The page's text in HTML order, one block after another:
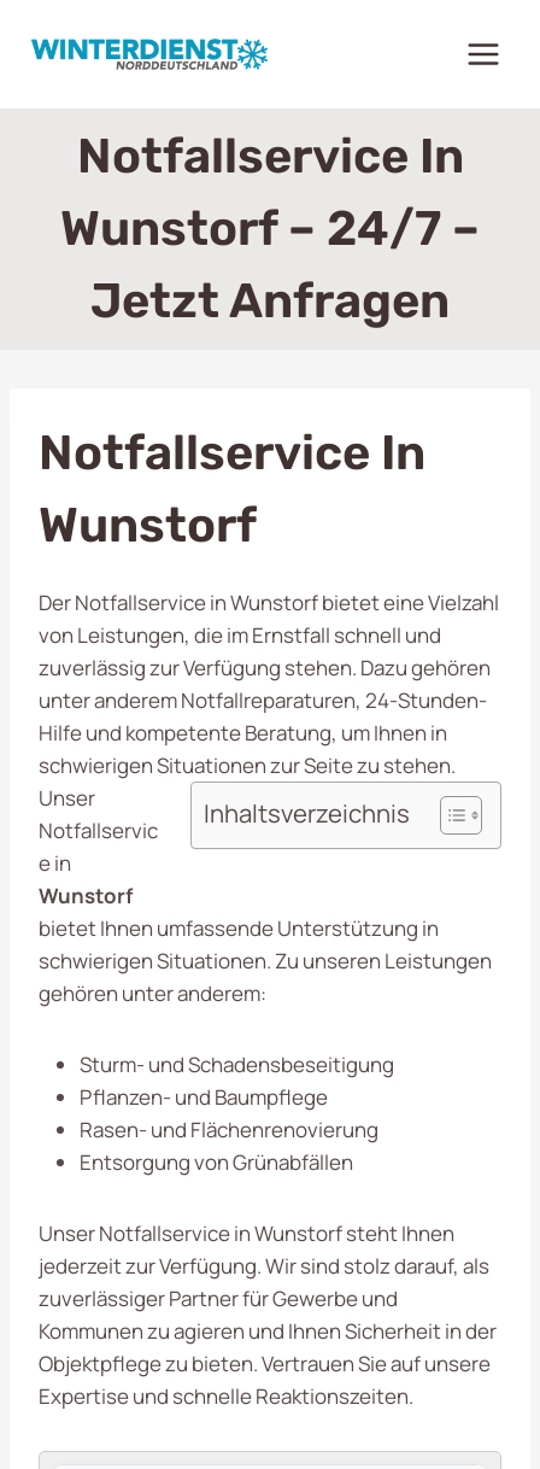
Inhalt
Notfallservice In
Wunstorf – 24/7 –
Jetzt Anfragen
Notfallservice In
Wunstorf
Der Notfallservice in Wunstorf bietet eine Vielzahl
von Leistungen, die im Ernstfall schnell und
zuverlässig zur Verfügung stehen. Dazu gehören
unter anderem Notfallreparaturen, 24-Stunden-
Hilfe und kompetente Beratung, um Ihnen in
schwierigen Situationen zur Seite zu stehen.
Inhaltsverzeichnis
Unser
Notfallservic
e in
Wunstorf
bietet Ihnen umfassende Unterstützung in
schwierigen Situationen. Zu unseren Leistungen
gehören unter anderem:
Sturm- und Schadensbeseitigung
Pflanzen- und Baumpflege
Rasen- und Flächenrenovierung
Entsorgung von Grünabfällen
Unser Notfallservice in Wunstorf steht Ihnen
jederzeit zur Verfügung. Wir sind stolz darauf, als
zuverlässiger Partner für Gewerbe und
Kommunen zu agieren und Ihnen Sicherheit in der
Objektpflege zu bieten. Vertrauen Sie auf unsere
Expertise und schnelle Reaktionszeiten.